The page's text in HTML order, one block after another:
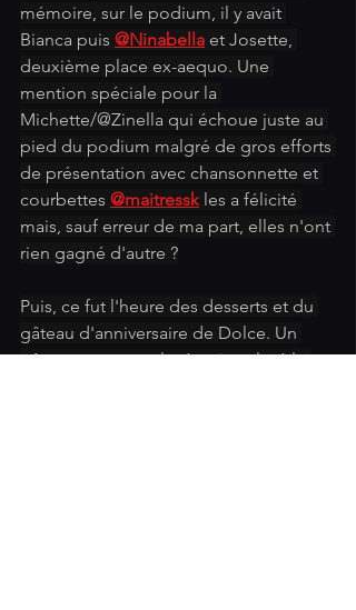
mémoire, sur le podium, il y avait
Bianca puis @Ninabella et Josette,
deuxième place ex-aequo. Une
mention spéciale pour la
Michette/@Zinella qui échoue juste au
pied du podium malgré de gros efforts
de présentation avec chansonnette et
courbettes @maitressk les a félicité
mais, sauf erreur de ma part, elles n'ont
rien gagné d'autre ?
Puis, ce fut l'heure des desserts et du
gâteau d'anniversaire de Dolce. Un
gâteau presque glacé qui, malgré le